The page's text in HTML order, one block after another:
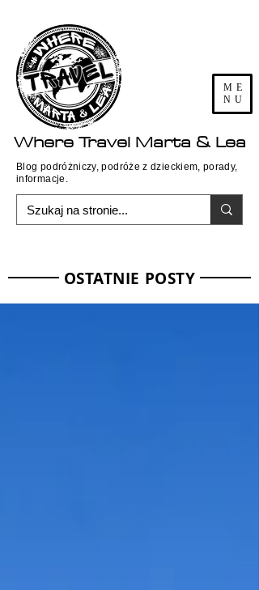
ME
NU
WhereTravel Marta & Lea
Blog podróżniczy, podróże z dzieckiem, porady,
informacje.
OSTATNIE POSTY